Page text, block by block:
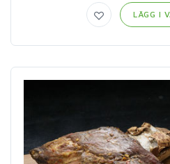
LÄGG I